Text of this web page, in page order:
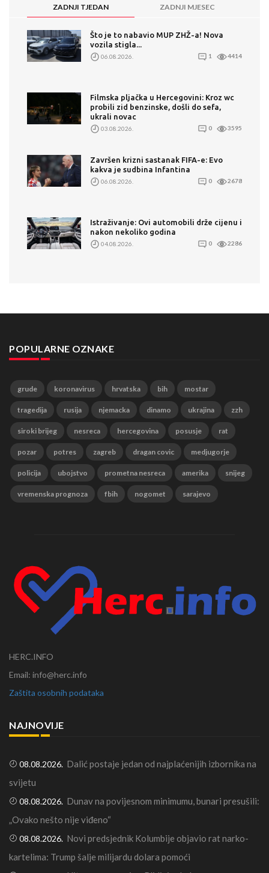
ZADNJI TJEDAN ZADNJI MJESEC
Što je to nabavio MUP ZHŽ-a! Nova
vozila stigla...
06.08.2026. 1 4414
Filmska pljačka u Hercegovini: Kroz wc
probili zid benzinske, došli do sefa,
ukrali novac
03.08.2026. 0 3595
Završen krizni sastanak FIFA-e: Evo
kakva je sudbina Infantina
06.08.2026. 0 2678
Istraživanje: Ovi automobili drže cijenu i
nakon nekoliko godina
04.08.2026. 0 2286
POPULARNE OZNAKE
grude koronavirus hrvatska bih mostar
tragedija rusija njemacka dinamo ukrajina zzh
siroki brijeg nesreca hercegovina posusje rat
pozar potres zagreb dragan covic medjugorje
policija ubojstvo prometna nesreca amerika snijeg
vremenska prognoza fbih nogomet sarajevo
HERC.INFO
Email: info@herc.info
Zaštita osobnih podataka
NAJNOVIJE
08.08.2026. Dalić postaje jedan od najplaćenijih izbornika na
svijetu
08.08.2026. Dunav na povijesnom minimumu, bunari presušili:
„Ovako nešto nije viđeno“
08.08.2026. Novi predsjednik Kolumbije objavio rat narko-
kartelima: Trump šalje milijardu dolara pomoći